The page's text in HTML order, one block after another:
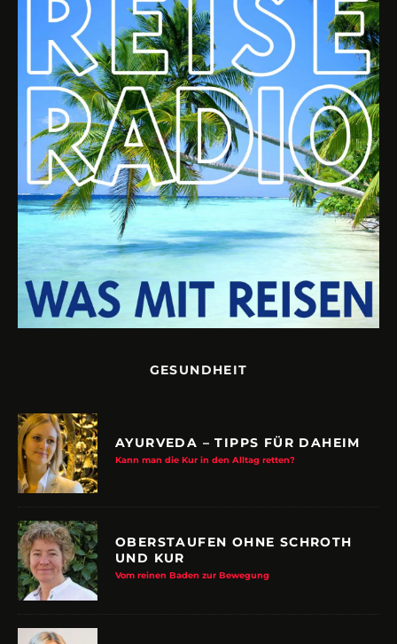
GESUNDHEIT
AYURVEDA – TIPPS FÜR DAHEIM
Kann man die Kur in den Alltag retten?
OBERSTAUFEN OHNE SCHROTH
UND KUR
Vom reinen Baden zur Bewegung